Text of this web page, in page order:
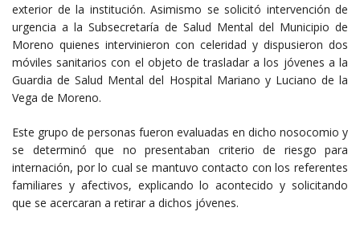
exterior de la institución. Asimismo se solicitó intervención de
urgencia a la Subsecretaría de Salud Mental del Municipio de
Moreno quienes intervinieron con celeridad y dispusieron dos
móviles sanitarios con el objeto de trasladar a los jóvenes a la
Guardia de Salud Mental del Hospital Mariano y Luciano de la
Vega de Moreno.
Este grupo de personas fueron evaluadas en dicho nosocomio y
se determinó que no presentaban criterio de riesgo para
internación, por lo cual se mantuvo contacto con los referentes
familiares y afectivos, explicando lo acontecido y solicitando
que se acercaran a retirar a dichos jóvenes.